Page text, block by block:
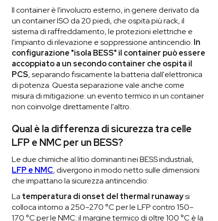
Il container è l'involucro esterno, in genere derivato da
un container ISO da 20 piedi, che ospita più rack, il
sistema di raffreddamento, le protezioni elettriche e
l'impianto di rilevazione e soppressione antincendio. In
configurazione "isola BESS" il container può essere
accoppiato a un secondo container che ospita il
PCS, separando fisicamente la batteria dall'elettronica
di potenza. Questa separazione vale anche come
misura di mitigazione: un evento termico in un container
non coinvolge direttamente l'altro.
Qual è la differenza di sicurezza tra celle
LFP e NMC per un BESS?
Le due chimiche al litio dominanti nei BESS industriali,
LFP e NMC, divergono in modo netto sulle dimensioni
che impattano la sicurezza antincendio:
La temperatura di onset del thermal runawaysi
colloca intorno a 250–270 °C per le LFP contro 150–
170 °C per le NMC: il margine termico di oltre 100 °C è la